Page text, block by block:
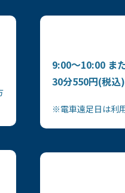
9:00～10:00 ま
30分550円(税込)
※電車遠足日は利